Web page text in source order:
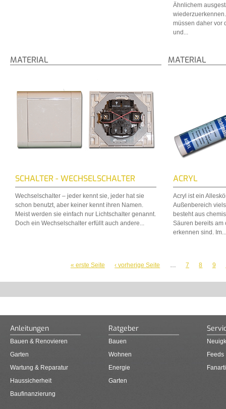
Ähnlichem
müssen daher vor
und...
MATERIAL
SCHALTER - WECHSELSCHALTER
Wechselschalter – jeder kennt sie, jeder hat sie
schon benutzt, aber keiner kennt ihren Namen.
Meist werden sie einfach nur Lichtschalter genannt.
Doch ein Wechselschalter erfüllt auch andere...
MATERIAL
ACRYL
Acryl ist ein
Außenbereich
besteht aus
Säuren bereits am
erkennen sind. Im...
« erste Seite ‹ vorherige Seite … 7 8 9
Anleitungen
Bauen & Renovieren
Garten
Wartung & Reparatur
Haussicherheit
Baufinanzierung
Ratgeber
Bauen
Wohnen
Energie
Garten
Feeds